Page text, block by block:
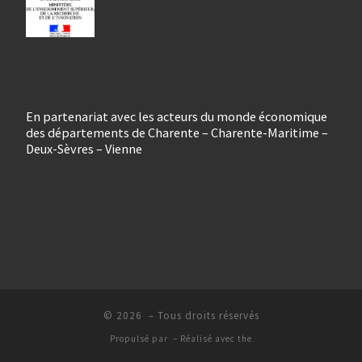
En partenariat avec les acteurs du monde économique
des départements de Charente – Charente-Maritime –
Deux-Sèvres – Vienne
© 2026 – Tous droits réservés
Propulsé par – Réalisé avec the